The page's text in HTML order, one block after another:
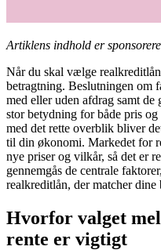
Artiklens indhold er
Når du skal vælge
betragtning. Beslutningen om
med eller uden afdrag samt
stor betydning for både pris
med det rette overblik bliver
til din økonomi. Markedet for
nye priser og vilkår, så det er
gennemgås de centrale
realkreditlån, der matcher dine
Hvorfor valget
rente er vigtigt